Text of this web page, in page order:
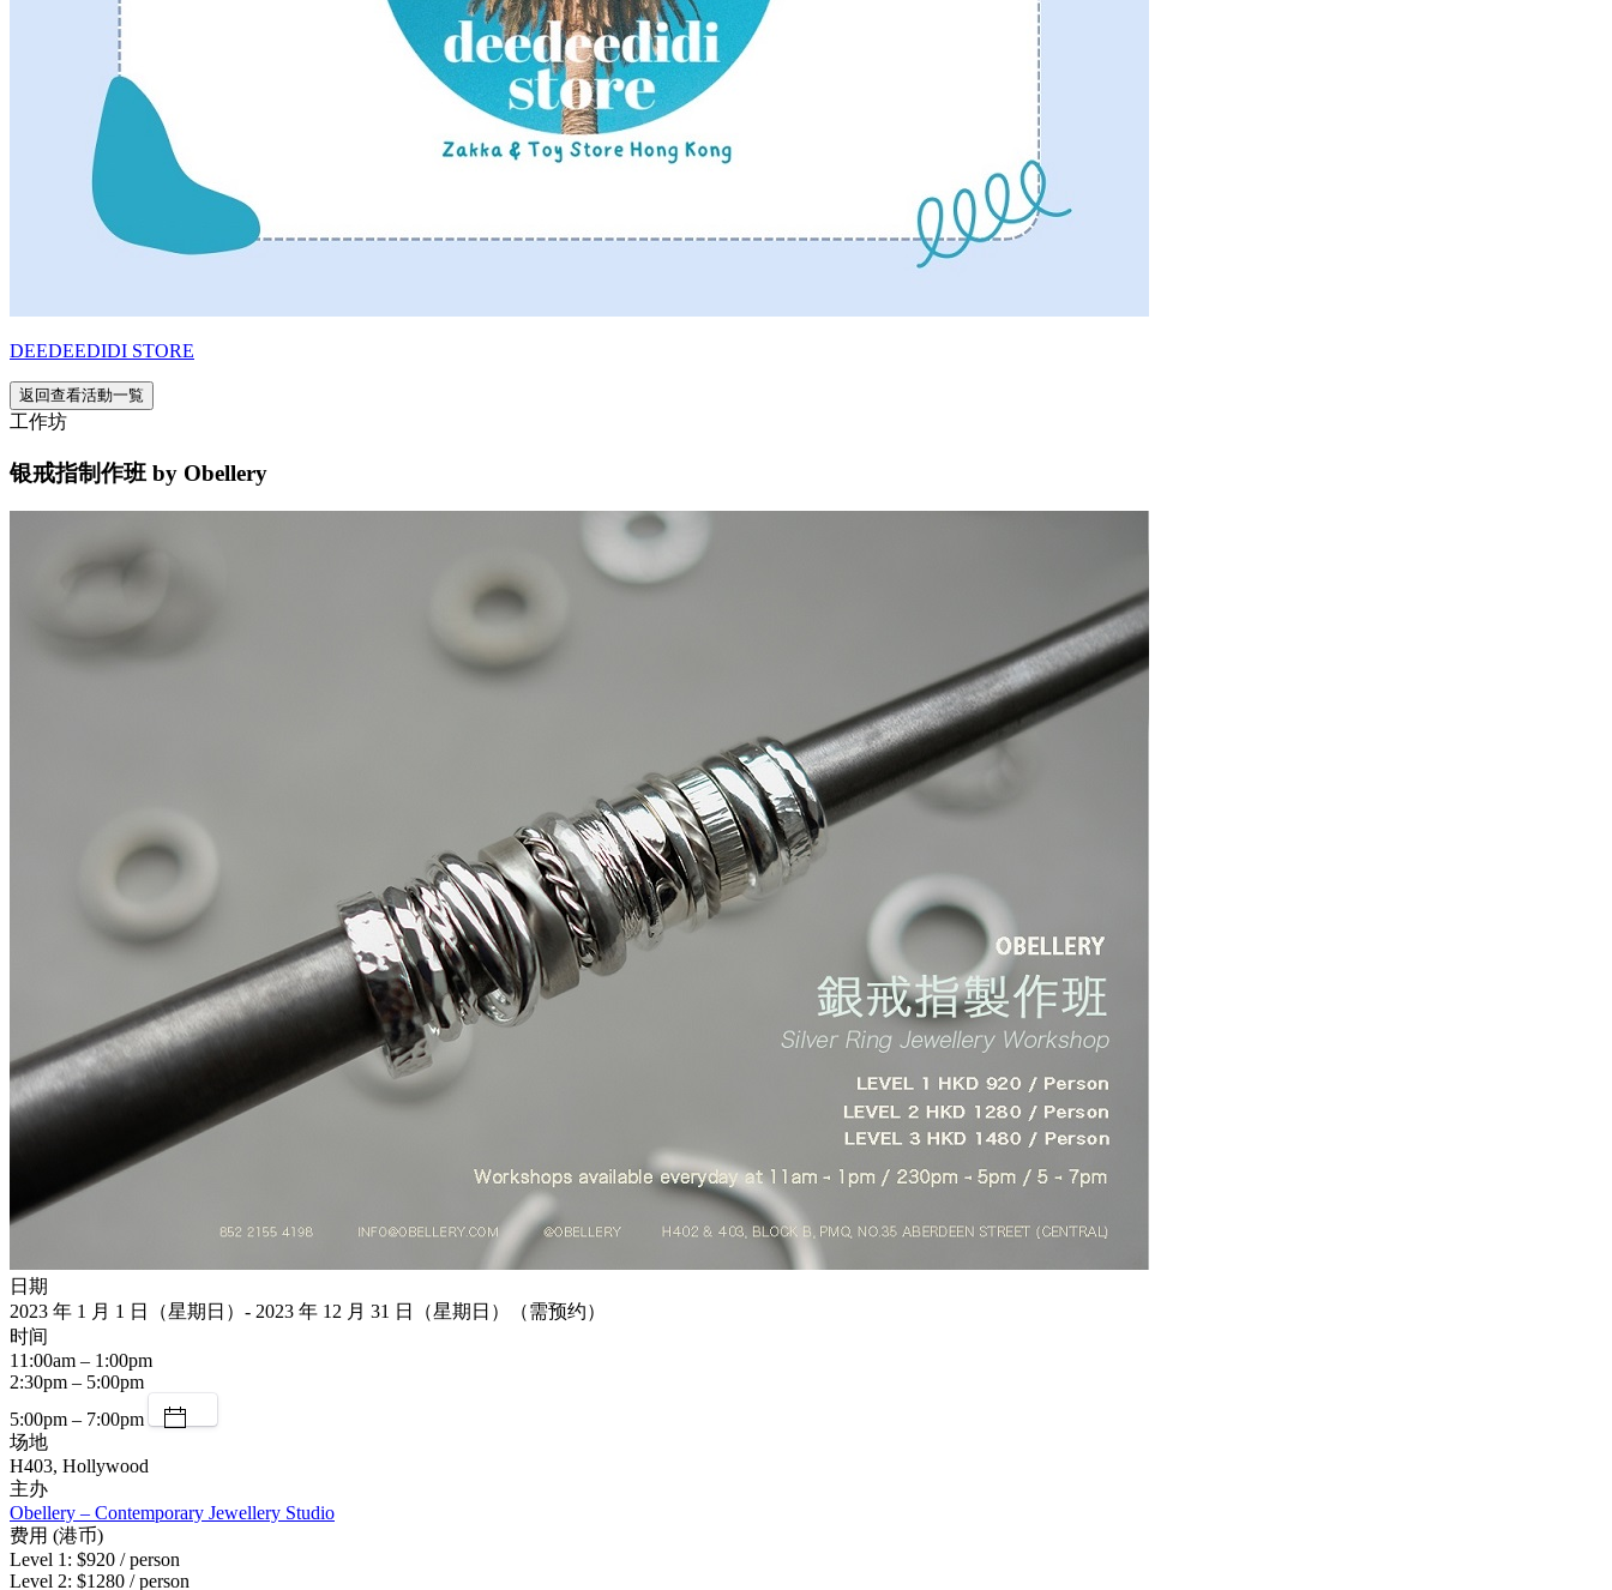
DEEDEEDIDI STORE
返回查看活動一覧
工作坊
银戒指制作班 by Obellery
日期
2023 年 1 月 1 日（星期日）- 2023 年 12 月 31 日（星期日）（需预约）
时间
11:00am – 1:00pm
2:30pm – 5:00pm
5:00pm – 7:00pm
场地
H403, Hollywood
主办
Obellery – Contemporary Jewellery Studio
费用 (港币)
Level 1: $920 / person
Level 2: $1280 / person